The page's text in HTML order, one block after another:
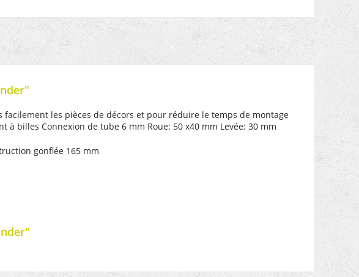
facilement les pièces de décors et pour réduire le temps de montage
billes Connexion de tube 6 mm Roue: 50 x40 mm Levée: 30 mm
gonflée 165 mm